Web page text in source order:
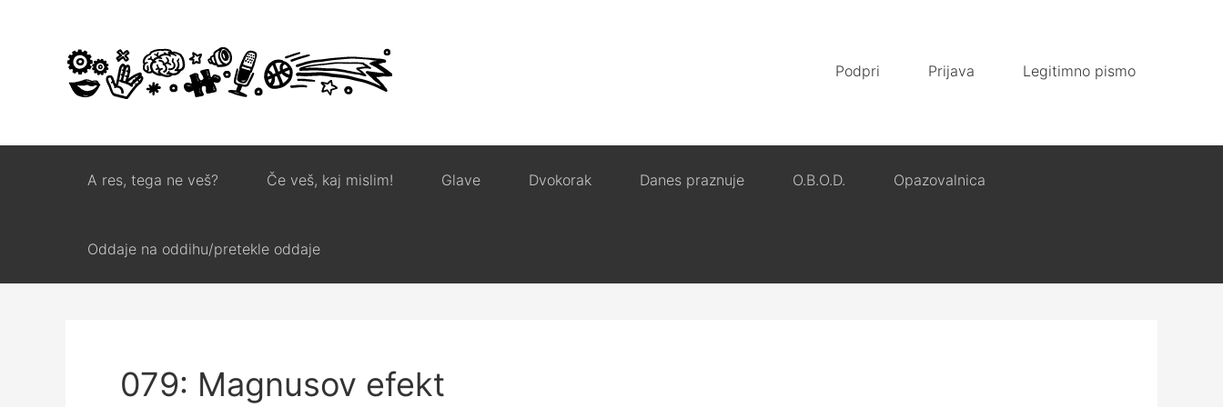
Podpri Prijava Legitimno pismo
A res, tega ne veš? Če veš, kaj mislim! Glave Dvokorak Danes praznuje O.B.O.D. Opazovalnica
Oddaje na oddihu/pretekle oddaje
079: Magnusov efekt